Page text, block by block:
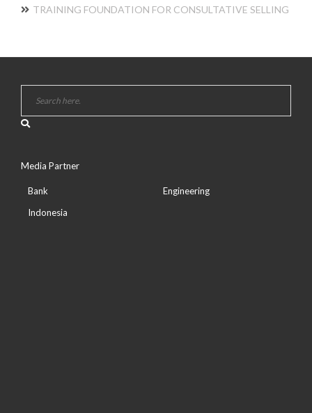
TRAINING FOUNDATION FOR CONSULTATIVE SELLING
Media Partner
Bank
Indonesia
Engineering